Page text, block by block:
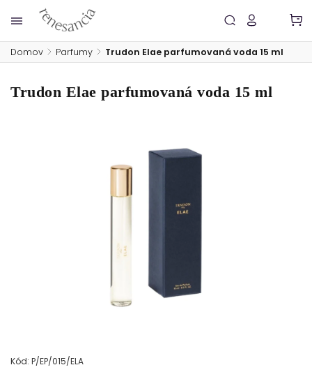
Domov / Parfumy / Trudon Elae parfumovaná voda 15 ml
Trudon Elae parfumovaná voda 15 ml
Kód: P/EP/015/ELA